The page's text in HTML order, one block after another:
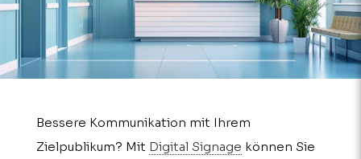
Bessere Kommunikation mit Ihrem
Zielpublikum? Mit Digital Signage können Sie